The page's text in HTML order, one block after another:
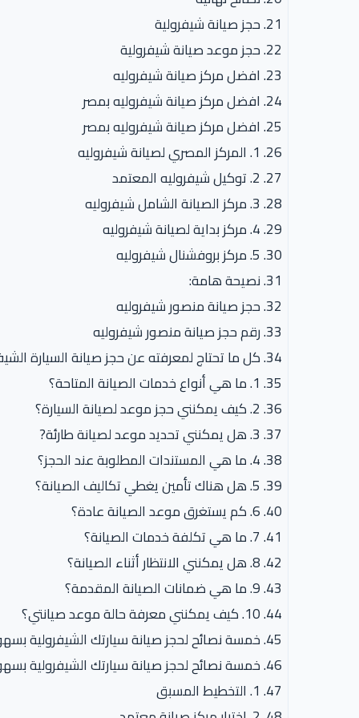
حجز صيانة شيفرولية
حجز موعد صيانة شيفرولية
افضل مركز صيانة شيفروليه
افضل مركز صيانة شيفروليه بمصر
افضل مركز صيانة شيفروليه بمصر
1. المركز المصري لصيانة شيفروليه
2. توكيل شيفروليه المعتمد
3. مركز الصيانة الشامل شيفروليه
4. مركز بداية لصيانة شيفروليه
5. مركز بروفشنال شيفروليه
نصيحة هامة:
حجز صيانة منصور شيفروليه
رقم حجز صيانة منصور شيفروليه
كل ما تحتاج لمعرفته عن حجز صيانة السيارة
1. ما هي أنواع خدمات الصيانة المتاحة؟
2. كيف يمكنني حجز موعد لصيانة السيارة؟
3. هل يمكنني تحديد موعد لصيانة طارئة?
4. ما هي المستندات المطلوبة عند الحجز؟
5. هل هناك تأمين يغطي تكاليف الصيانة؟
6. كم يستغرق موعد الصيانة عادة؟
7. ما هي تكلفة خدمات الصيانة؟
8. هل يمكنني الانتظار أثناء الصيانة؟
9. ما هي ضمانات الصيانة المقدمة؟
10. كيف يمكنني معرفة حالة موعد صيانتي؟
خمسة نصائح لحجز صيانة سيارتك الشيفرولية
خمسة نصائح لحجز صيانة سيارتك الشيفرولية
1. التخطيط المسبق